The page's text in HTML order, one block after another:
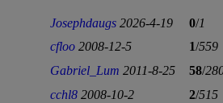
Josephdaugs 2026-4-19 0/1
cfloo 2008-12-5 1/559
Gabriel_Lum 2011-8-25 58/
cchl8 2008-10-2 2/515